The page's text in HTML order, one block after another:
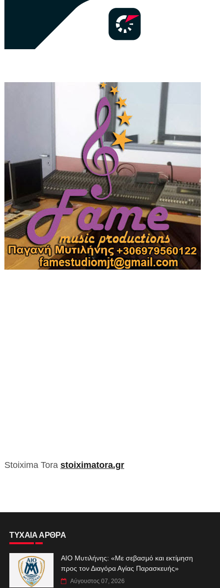
Stoixima Tora stoiximatora.gr
ΤΥΧΑΙΑ ΑΡΘΡΑ
ΑIO Μυτιλήνης: «Με σεβασμό και εκτίμηση
προς τον Διαγόρα Αγίας Παρασκευής»
Αύγουστος 07, 2026